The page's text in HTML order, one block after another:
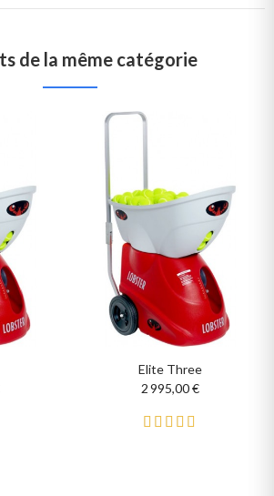
de la même catégorie
Elite Three
2 995,00 €